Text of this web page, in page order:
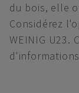
du bois, elle
Considérez
WEINIG U23.